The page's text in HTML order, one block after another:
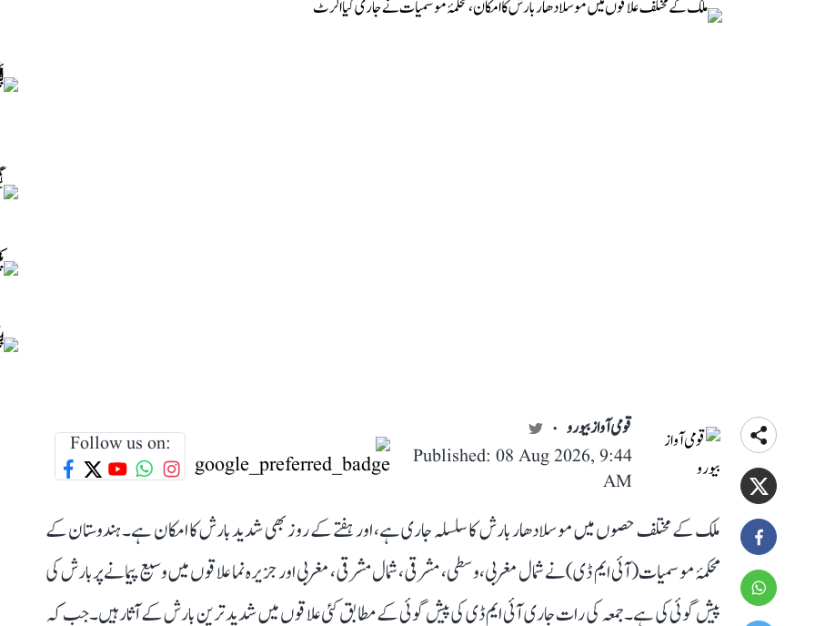
قومی آواز بیورو
Published: 08 Aug 2026, 9:44
AM
Follow us on:
ملک کے مختلف حصوں میں موسلادھار بارش کا سلسلہ جاری ہے، اور ہفتے کے روز بھی شدید بارش کا امکان ہے۔ ہندوستان کے
محکمۂ موسمیات (آئی ایم ڈی) نے شمال مغربی، وسطی، مشرقی، شمال مشرقی، مغربی اور جزیرہ نما علاقوں میں وسیع پیمانے پر بارش کی
پیش گوئی کی ہے۔ جمعہ کی رات جاری آئی ایم ڈی کی پیش گوئی کے مطابق کئی علاقوں میں شدید ترین بارش کے آثار ہیں۔ جب کہ